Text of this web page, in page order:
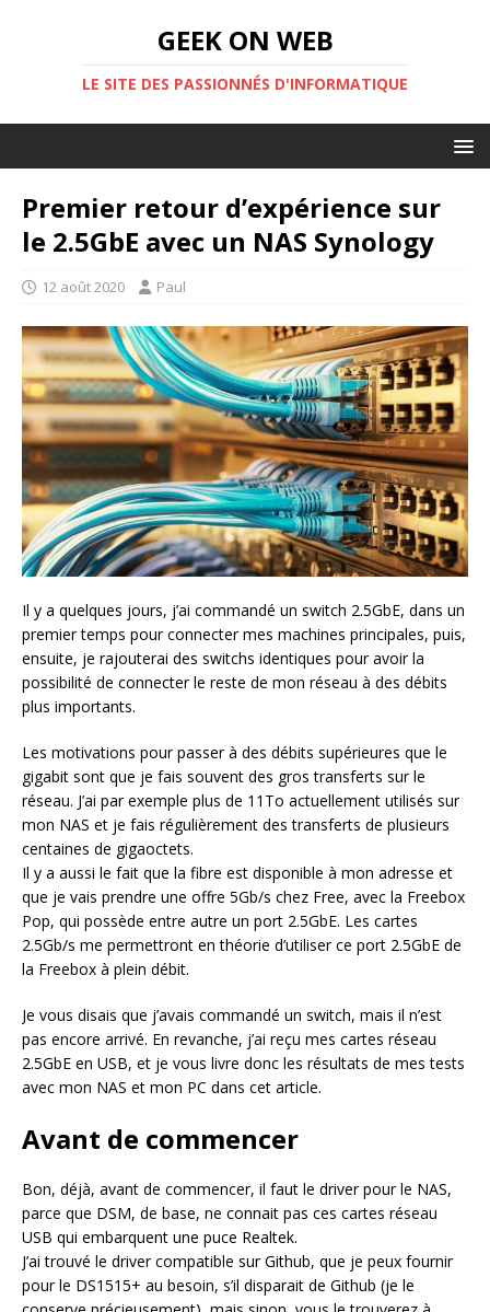
GEEK ON WEB
LE SITE DES PASSIONNÉS D'INFORMATIQUE
Premier retour d’expérience sur
le 2.5GbE avec un NAS Synology
12 août 2020 Paul
Il y a quelques jours, j’ai commandé un switch 2.5GbE, dans un
premier temps pour connecter mes machines principales, puis,
ensuite, je rajouterai des switchs identiques pour avoir la
possibilité de connecter le reste de mon réseau à des débits
plus importants.
Les motivations pour passer à des débits supérieures que le
gigabit sont que je fais souvent des gros transferts sur le
réseau. J’ai par exemple plus de 11To actuellement utilisés sur
mon NAS et je fais régulièrement des transferts de plusieurs
centaines de gigaoctets.
Il y a aussi le fait que la fibre est disponible à mon adresse et
que je vais prendre une offre 5Gb/s chez Free, avec la Freebox
Pop, qui possède entre autre un port 2.5GbE. Les cartes
2.5Gb/s me permettront en théorie d’utiliser ce port 2.5GbE de
la Freebox à plein débit.
Je vous disais que j’avais commandé un switch, mais il n’est
pas encore arrivé. En revanche, j’ai reçu mes cartes réseau
2.5GbE en USB, et je vous livre donc les résultats de mes tests
avec mon NAS et mon PC dans cet article.
Avant de commencer
Bon, déjà, avant de commencer, il faut le driver pour le NAS,
parce que DSM, de base, ne connait pas ces cartes réseau
USB qui embarquent une puce Realtek.
J’ai trouvé le driver compatible sur Github, que je peux fournir
pour le DS1515+ au besoin, s’il disparait de Github (je le